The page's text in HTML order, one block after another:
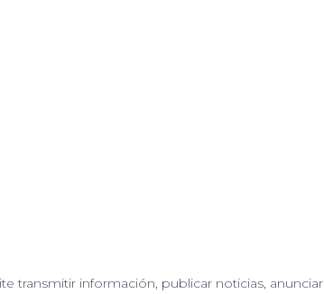
transmitir información, publicar noticias, anunciar